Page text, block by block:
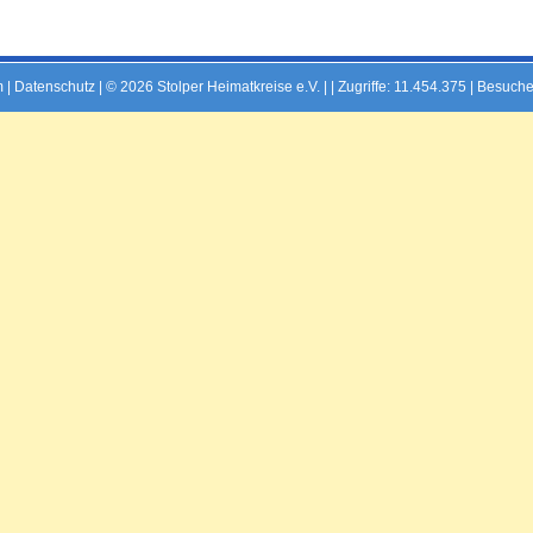
Datenschutz | © 2026 Stolper Heimatkreise e.V. | | Zugriffe: 11.454.375 |